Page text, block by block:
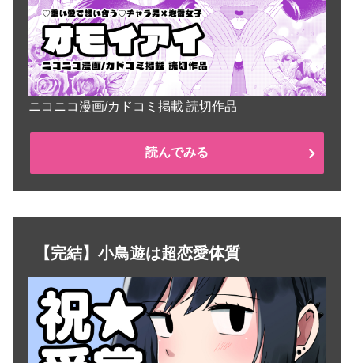
ニコニコ漫画/カドコミ掲載 読切作品
読んでみる
【完結】小鳥遊は超恋愛体質